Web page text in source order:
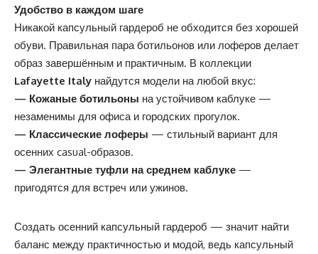
Удобство в каждом шаге
Никакой капсульный гардероб не обходится без хорошей
обуви. Правильная пара ботильонов или лоферов делает
образ завершённым и практичным. В коллекции
Lafayette Italy найдутся модели на любой вкус:
— Кожаные ботильоны на устойчивом каблуке —
незаменимы для офиса и городских прогулок.
— Классические лоферы — стильный вариант для
осенних casual-образов.
— Элегантные туфли на среднем каблуке —
пригодятся для встреч или ужинов.
Создать осенний капсульный гардероб — значит найти
баланс между практичностью и модой, ведь капсульный